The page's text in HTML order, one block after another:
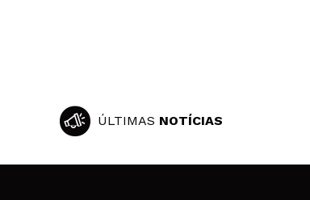
ÚLTIMAS NOTÍCIAS